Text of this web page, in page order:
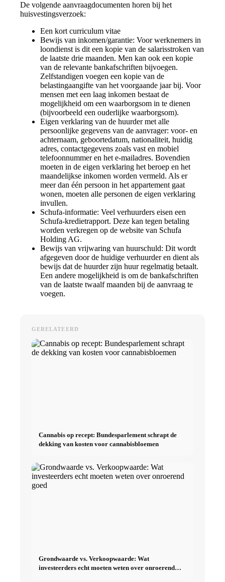
De volgende aanvraagdocumenten horen bij het
huisvestingsverzoek:
Een kort curriculum vitae
Bewijs van inkomen/garantie: Voor werknemers in
loondienst is dit een kopie van de salarisstroken van
de laatste drie maanden. Men kan ook een kopie
van de relevante bankafschriften bijvoegen.
Zelfstandigen voegen een kopie van de
belastingaangifte van het voorgaande jaar bij. Voor
mensen met een laag inkomen bestaat de
mogelijkheid om een waarborgsom in te dienen
(bijvoorbeeld een ouderlijke waarborgsom).
Eigen verklaring van de huurder met alle
persoonlijke gegevens van de aanvrager: voor- en
achternaam, geboortedatum, nationaliteit, huidig
adres, contactgegevens zoals vast en mobiel
telefoonnummer en het e-mailadres. Bovendien
moeten in de eigen verklaring het beroep en het
maandelijkse inkomen worden vermeld. Als er
meer dan één persoon in het appartement gaat
wonen, moeten alle personen de eigen verklaring
invullen.
Schufa-informatie: Veel verhuurders eisen een
Schufa-kredietrapport. Deze kan tegen betaling
worden verkregen op de website van Schufa
Holding AG.
Bewijs van vrijwaring van huurschuld: Dit wordt
afgegeven door de huidige verhuurder en dient als
bewijs dat de huurder zijn huur regelmatig betaalt.
Een andere mogelijkheid is om de bankafschriften
van de laatste twaalf maanden bij de aanvraag te
voegen.
GERELATEERD
Cannabis op recept: Bundesparlement schrapt de
dekking van kosten voor cannabisbloemen
Grondwaarde vs. Verkoopwaarde: Wat
investeerders echt moeten weten over onroerend